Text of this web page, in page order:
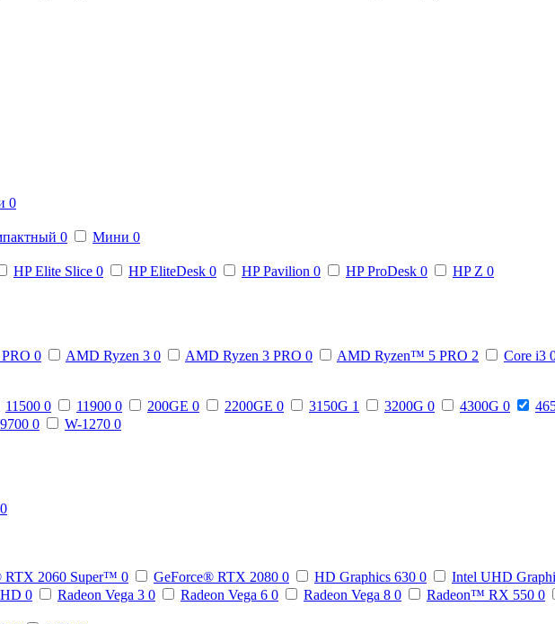
0
0 Мини 0
HP Elite Slice 0 HP EliteDesk 0 HP Pavilion 0 HP ProDesk 0 HP Z 0
0 AMD Ryzen 3 0 AMD Ryzen 3 PRO 0 AMD Ryzen™ 5 PRO 2 Core i3
11500 0 11900 0 200GE 0 2200GE 0 3150G 1 3200G 0 4300G 0
9700 0 W-1270 0
0
RTX 2060 Super™ 0 GeForce® RTX 2080 0 HD Graphics 630 0
Intel UHD
0 Radeon Vega 3 0 Radeon Vega 6 0 Radeon Vega 8 0 Radeon™ RX 550 0